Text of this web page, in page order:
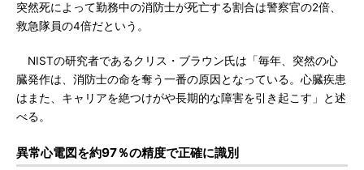
突然死によって勤務中の消防士が死亡する割合は警察官の2倍、
救急隊員の4倍だという。
NISTの研究者であるクリス・ブラウン氏は「毎年、突然の心
臓発作は、消防士の命を奪う一番の原因となっている。心臓疾患
はまた、キャリアを絶つけがや長期的な障害を引き起こす」と述
べる。
異常心電図を約97％の精度で正確に識別